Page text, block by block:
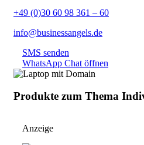
+49 (0)30 60 98 361 – 60
info@businessangels.de
SMS senden
WhatsApp Chat öffnen
Produkte zum Thema
Anzeige